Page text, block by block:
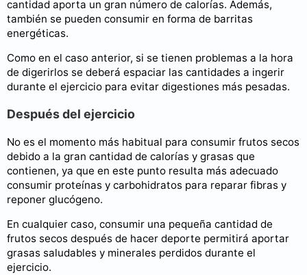
cantidad aporta un gran número de calorías. Además,
también se pueden consumir en forma de barritas
energéticas.
Como en el caso anterior, si se tienen problemas a la hora
de digerirlos se deberá espaciar las cantidades a ingerir
durante el ejercicio para evitar digestiones más pesadas.
Después del ejercicio
No es el momento más habitual para consumir frutos secos
debido a la gran cantidad de calorías y grasas que
contienen, ya que en este punto resulta más adecuado
consumir proteínas y carbohidratos para reparar fibras y
reponer glucógeno.
En cualquier caso, consumir una pequeña cantidad de
frutos secos después de hacer deporte permitirá aportar
grasas saludables y minerales perdidos durante el
ejercicio.